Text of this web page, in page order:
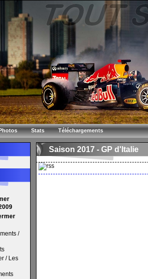
Stats Téléchargements
/
/ Les
Saison 2017 - GP d'Italie